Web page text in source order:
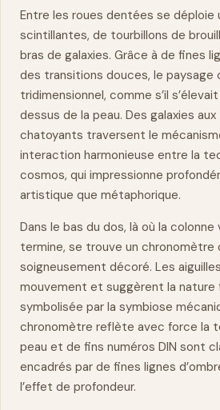
Entre les roues dentées se déploie
scintillantes, de tourbillons de
bras de galaxies. Grâce à de fines
des transitions douces, le paysage
tridimensionnel, comme s’il
dessus de la peau. Des galaxies
chatoyants traversent le
interaction harmonieuse entre la
cosmos, qui impressionne
artistique que métaphorique.
Dans le bas du dos, là où la
termine, se trouve un chronomètre
soigneusement décoré. Les
mouvement et suggèrent la nature
symbolisée par la symbiose
chronomètre reflète avec force la
peau et de fins numéros DIN sont
encadrés par de fines lignes
l’effet de profondeur.